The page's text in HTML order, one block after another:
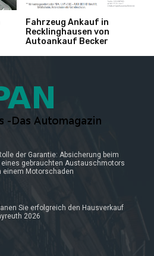
Fahrzeug Ankauf in
Recklinghausen von
Autoankauf Becker
der Garantie: Absicherung beim
eines gebrauchten Austauschmotors
einem Motorschaden
Sie erfolgreich den Hausverkauf
2026